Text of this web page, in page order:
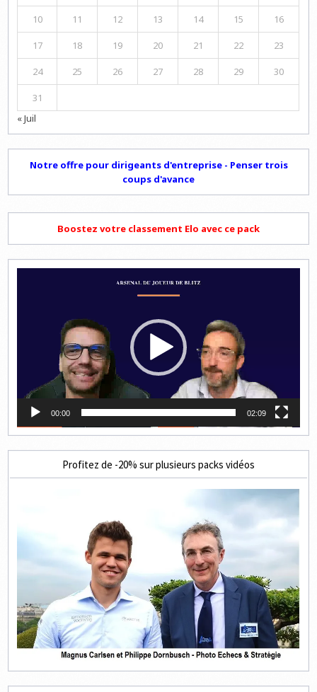
10 11 12 13 14 15 16
17 18 19 20 21 22 23
24 25 26 27 28 29 30
31
« Juil
Notre offre pour dirigeants d'entreprise - Penser trois
coups d'avance
Boostez votre classement Elo avec ce pack
00:00 02:09
Profitez de -20% sur plusieurs packs vidéos